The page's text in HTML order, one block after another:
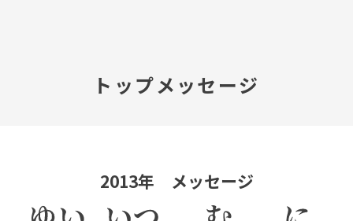
プレスルーム
トップメッセージ
2013年 メッセージ